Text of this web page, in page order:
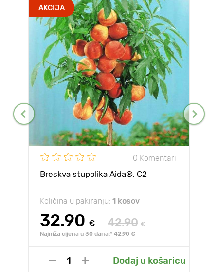
AKCIJA
0 Komentari
Breskva stupolika Aida®, C2
Količina u pakiranju: 1 kosov
32.90 € 42.90 €
Najniža cijena u 30 dana:* 42.90 €
Dodaj u košaricu